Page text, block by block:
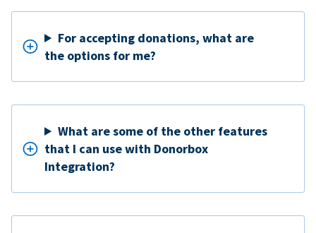
For accepting donations, what are
the options for me?
What are some of the other features
that I can use with Donorbox
Integration?